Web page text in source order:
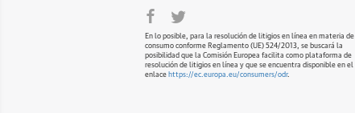
En lo posible, para la resolución de litigios en línea en materia de
consumo conforme Reglamento (UE) 524/2013, se buscará la
posibilidad que la Comisión Europea facilita como plataforma de
resolución de litigios en línea y que se encuentra disponible en el
enlace https://ec.europa.eu/consumers/odr.